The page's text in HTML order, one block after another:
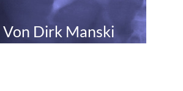
Von Dirk Manski